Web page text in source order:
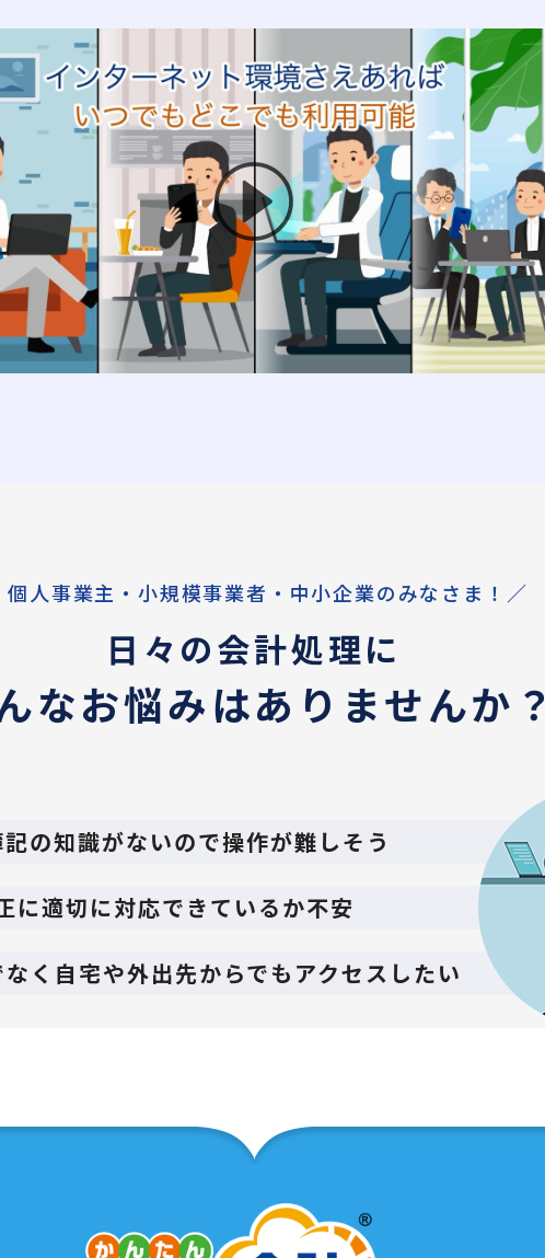
個人事業主・小規模事業者・中小企業のみなさま！／
日々の会計処理に
なお悩みはありませんか？
の知識がないので操作が難しそう
に適切に対応できているか不安
く自宅や外出先からでもアクセスしたい